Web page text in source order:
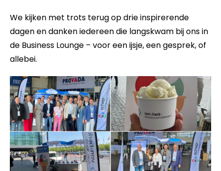
We kijken met trots terug op drie inspirerende
dagen en danken iedereen die langskwam bij ons in
de Business Lounge – voor een ijsje, een gesprek, of
allebei.